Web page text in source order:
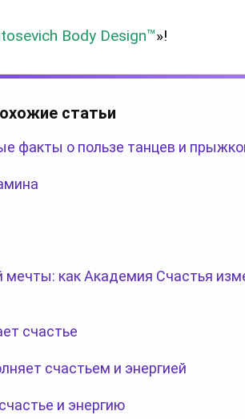
Body Design™»!
статьи
факты о пользе танцев и
мечты: как Академия Счастья
счастье
счастьем и энергией
и энергию